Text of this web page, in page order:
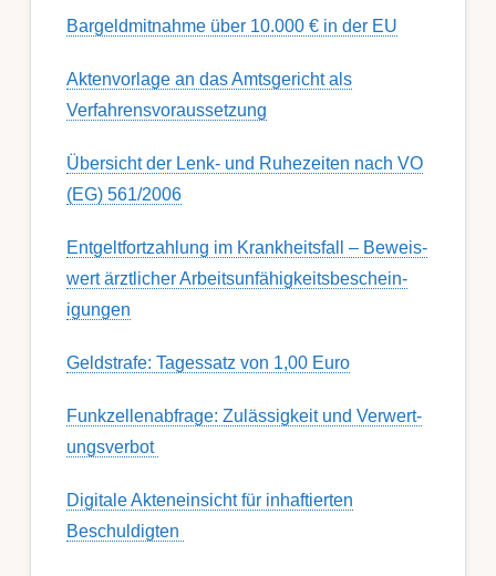
Bargeldmitnahme über 10.000 € in der EU
Aktenvorlage an das Amtsgericht als
Verfahrensvoraussetzung
Übersicht der Lenk- und Ruhezeiten nach VO
(EG) 561/2006
Ent­gelt­fort­zahl­ung im Krank­heits­fall – Be­weis­
wert ärzt­lich­er Ar­beits­un­fähig­keits­be­schein­
igung­en
Geldstrafe: Tagessatz von 1,00 Euro
Funk­zell­en­ab­fra­ge: Zu­lässig­keit und Ver­wert­
ungs­ver­bot
Digitale Akteneinsicht für inhaftierten
Beschuldigten